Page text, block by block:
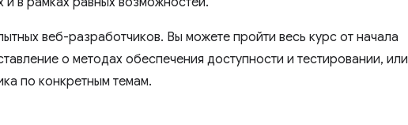
веб-разработчиков. Вы можете пройти весь курс от начала
о методах обеспечения доступности и тестировании, или
по конкретным темам.